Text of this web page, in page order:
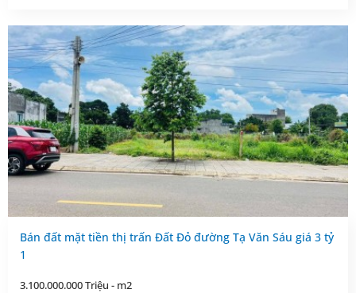
Bán đất mặt tiền thị trấn Đất Đỏ đường Tạ Văn Sáu giá 3 tỷ
1
3.100.000.000 Triệu - m2